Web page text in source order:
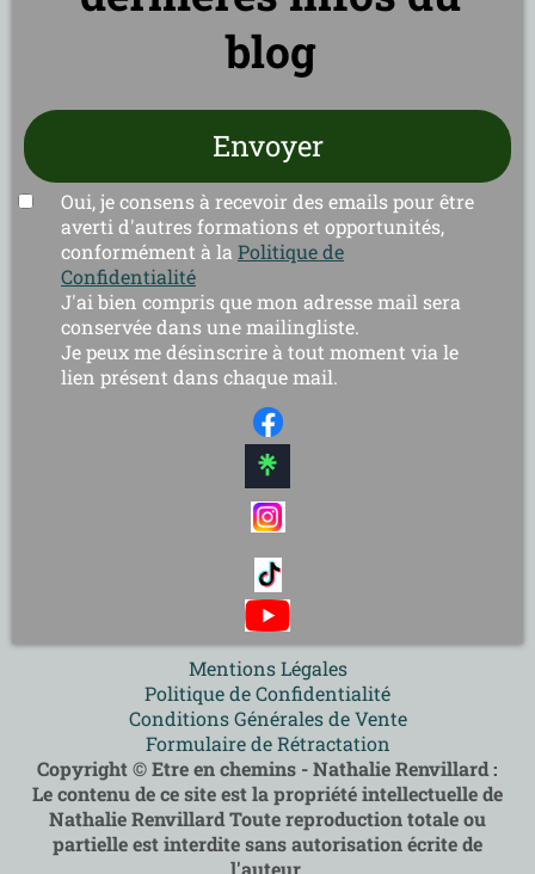
blog
Envoyer
Oui, je consens à recevoir des emails pour être
averti d'autres formations et opportunités,
conformément à la Politique de
Confidentialité
J'ai bien compris que mon adresse mail sera
conservée dans une mailingliste.
Je peux me désinscrire à tout moment via le
lien présent dans chaque mail.
Mentions Légales
Politique de Confidentialité
Conditions Générales de Vente
Formulaire de Rétractation
Copyright © Etre en chemins - Nathalie Renvillard :
Le contenu de ce site est la propriété intellectuelle de
Nathalie Renvillard Toute reproduction totale ou
partielle est interdite sans autorisation écrite de
l'auteur.